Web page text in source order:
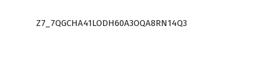
Z7_7QGCHA41LODH60A3OQA8RN14Q3